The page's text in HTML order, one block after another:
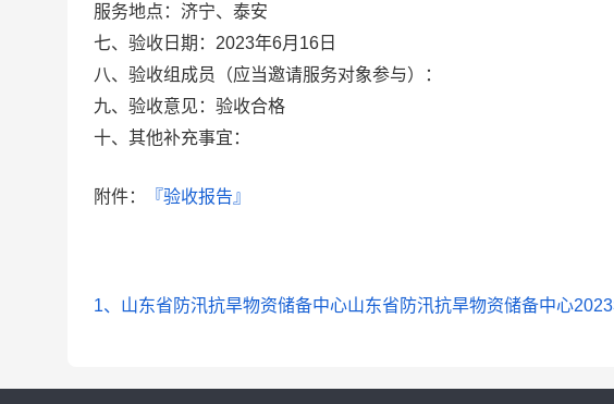
服务地点：济宁、泰安
七、验收日期：2023年6月16日
八、验收组成员（应当邀请服务对象参与）：
九、验收意见：验收合格
十、其他补充事宜：
附件： 『验收报告』
1、山东省防汛抗旱物资储备中心山东省防汛抗旱物资储备中心